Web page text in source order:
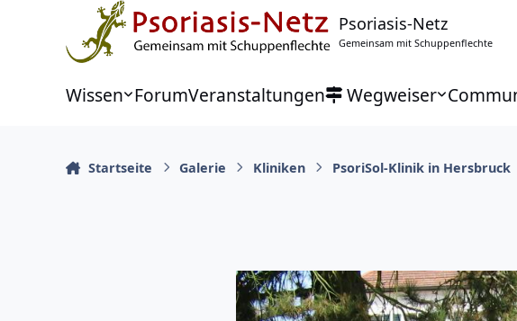
Zu Inhalt springen
Psoriasis-Netz
Gemeinsam mit Schuppenflechte
Wissen ForumVeranstaltungen Wegweiser
Startseite Galerie Kliniken PsoriSol-Klinik in Hersbruck